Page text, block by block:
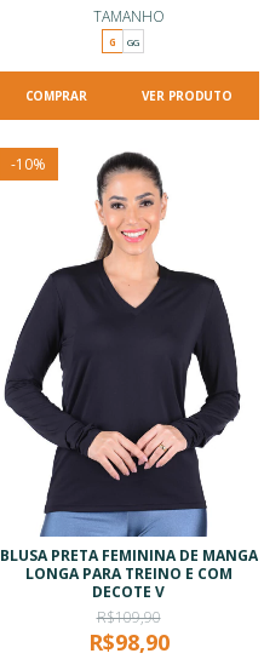
TAMANHO
G GG
VER PRODUTO
-10%
BLUSA PRETA FEMININA DE MANGA
LONGA PARA TREINO E COM
DECOTE V
R$109,90
R$98,90